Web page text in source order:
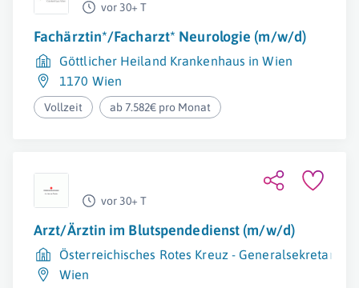
vor 30+ T
Fachärztin*/Facharzt* Neurologie (m/w/d)
Göttlicher Heiland Krankenhaus in Wien
1170 Wien
Vollzeit ab 7.582€ pro Monat
vor 30+ T
Arzt/Ärztin im Blutspendedienst (m/w/d)
Österreichisches Rotes Kreuz - Generalsekretariat
Wien